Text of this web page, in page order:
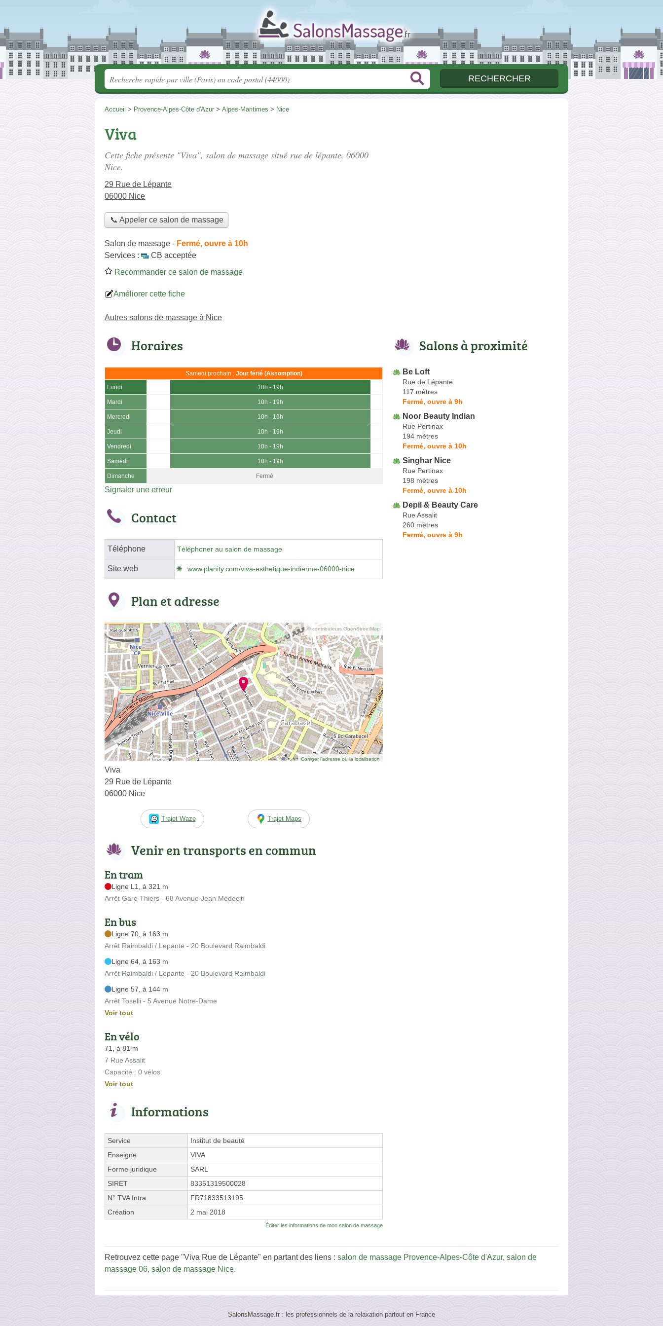
Accueil > Provence-Alpes-Côte d'Azur > Alpes-Maritimes > Nice
Viva
Cette fiche présente "Viva", salon de massage situé rue de lépante, 06000
Nice.
29 Rue de Lépante
06000 Nice
📞 Appeler ce salon de massage
Salon de massage - Fermé, ouvre à 10h
Services :
CB acceptée
Recommander ce salon de massage
Améliorer cette fiche
Autres salons de massage à Nice
Horaires
Samedi prochain : Jour férié (Assomption)
Lundi 10h - 19h
Mardi 10h - 19h
Mercredi 10h - 19h
Jeudi 10h - 19h
Vendredi 10h - 19h
Samedi 10h - 19h
Dimanche Fermé
Signaler une erreur
Contact
Téléphone Téléphoner au salon de massage
Site web www.planity.com/viva-esthetique-indienne-06000-nice
Plan et adresse
© contributeurs OpenStreetMap
Corriger l’adresse ou la localisation
Viva
29 Rue de Lépante
06000 Nice
Trajet Waze Trajet Maps
Venir en transports en commun
En tram
Ligne L1, à 321 m
Arrêt Gare Thiers - 68 Avenue Jean Médecin
En bus
Ligne 70, à 163 m
Arrêt Raimbaldi / Lepante - 20 Boulevard Raimbaldi
Ligne 64, à 163 m
Arrêt Raimbaldi / Lepante - 20 Boulevard Raimbaldi
Ligne 57, à 144 m
Arrêt Toselli - 5 Avenue Notre-Dame
Voir tout
En vélo
71, à 81 m
7 Rue Assalit
Capacité : 0 vélos
Voir tout
Informations
Service
Institut de beauté
Enseigne
VIVA
Forme juridique
SARL
SIRET
83351319500028
N° TVA Intra.
FR71833513195
Création
2 mai 2018
Éditer les informations de mon salon de massage
Salons à proximité
Be Loft
Rue de Lépante
117 mètres
Fermé, ouvre à 9h
Noor Beauty Indian
Rue Pertinax
194 mètres
Fermé, ouvre à 10h
Singhar Nice
Rue Pertinax
198 mètres
Fermé, ouvre à 10h
Depil & Beauty Care
Rue Assalit
260 mètres
Fermé, ouvre à 9h
Retrouvez cette page "Viva Rue de Lépante" en partant des liens : salon de massage Provence-Alpes-Côte d'Azur, salon de
massage 06, salon de massage Nice.
SalonsMassage.fr : les professionnels de la relaxation partout en France